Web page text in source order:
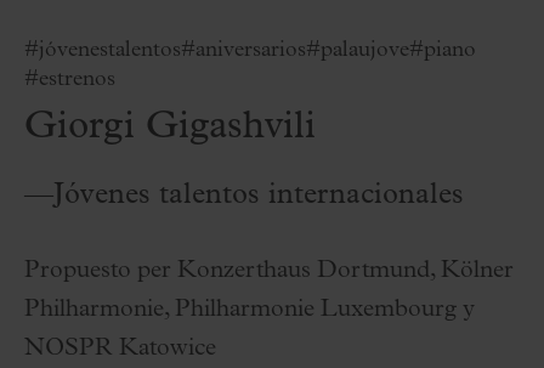
#jóvenestalentos#aniversarios#palaujove#piano
#estrenos
Giorgi Gigashvili
—Jóvenes talentos internacionales
Propuesto per Konzerthaus Dortmund, Kölner
Philharmonie, Philharmonie Luxembourg y
NOSPR Katowice